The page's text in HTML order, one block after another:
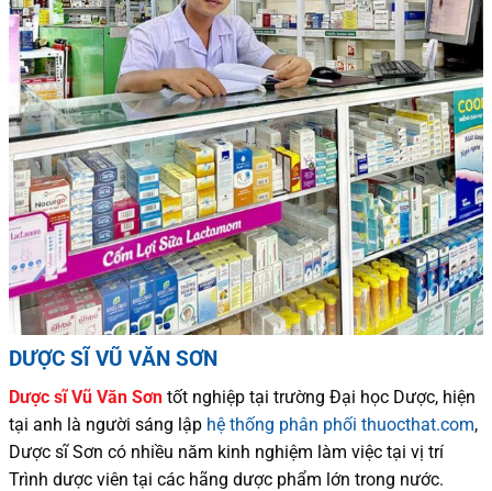
DƯỢC SĨ VŨ VĂN SƠN
Dược sĩVũ Văn Sơn tốt nghiệp tại trường Đại học Dược, hiện
tại anh là người sáng lập hệ thống phân phối thuocthat.com,
Dược sĩSơn có nhiều năm kinh nghiệm làm việc tại vị trí
Trình dược viên tại các hãng dược phẩm lớn trong nước.